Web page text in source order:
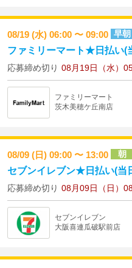
08/19 (水) 06:00 〜 09:00 早朝
ファミリーマート★日払い(
応募締め切り 08月19日（水）
ファミリーマート
茨木美穂ケ丘南店
08/09 (日) 09:00 〜 13:00 朝
セブンイレブン★日払い(当
応募締め切り 08月09日（日）
セブンイレブン
大阪喜連瓜破駅前店